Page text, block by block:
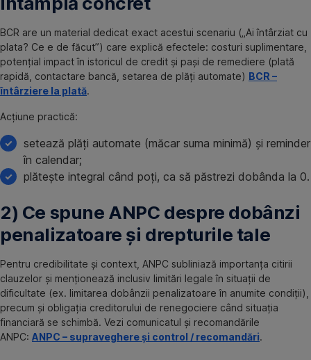
BCR are un material dedicat exact acestui scenariu („Ai întârziat cu
plata? Ce e de făcut”) care explică efectele: costuri suplimentare,
potențial impact în istoricul de credit și pași de remediere (plată
rapidă, contactare bancă, setarea de plăți automate) BCR –
întârziere la plată.
Acțiune practică:
setează plăți automate (măcar suma minimă) și reminder
în calendar;
plătește integral când poți, ca să păstrezi dobânda la 0.
2) Ce spune ANPC despre dobânzi
penalizatoare și drepturile tale
Pentru credibilitate și context, ANPC subliniază importanța citirii
clauzelor și menționează inclusiv limitări legale în situații de
dificultate (ex. limitarea dobânzii penalizatoare în anumite condiții),
precum și obligația creditorului de renegociere când situația
financiară se schimbă. Vezi comunicatul și recomandările
ANPC: ANPC – supraveghere și control / recomandări.